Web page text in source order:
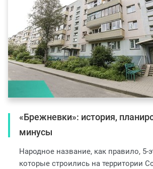
«Брежневки»: история,
минусы
Народное название, как правило,
которые строились на территории